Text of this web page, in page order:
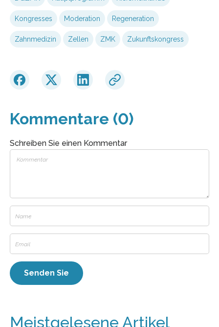
Kongresses Moderation Regeneration
Zahnmedizin Zellen ZMK Zukunftskongress
Kommentare (0)
Schreiben Sie einen Kommentar
Meistgelesene Artikel